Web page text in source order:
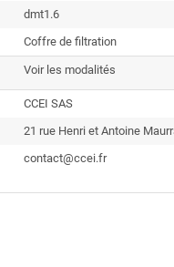
dmt1.6
Coffre de filtration
Voir les modalités
CCEI SAS
21 rue Henri et Antoine
contact@ccei.fr